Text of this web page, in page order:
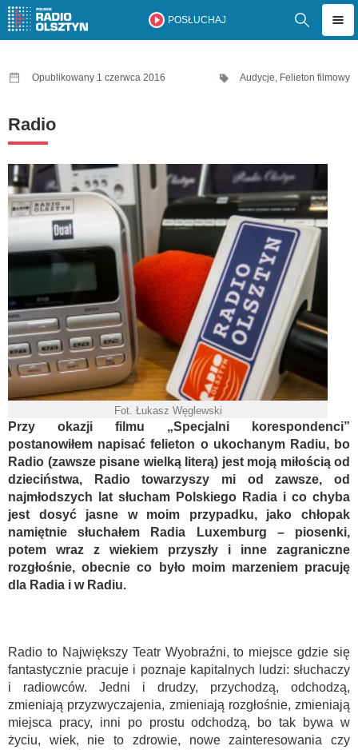
POSŁUCHAJ
Opublikowany 1 czerwca 2016 Audycje, Felieton filmowy
Radio
Fot. Łukasz Węglewski
Przy okazji filmu „Specjalni korespondenci”
postanowiłem napisać felieton o ukochanym Radiu, bo
Radio (zawsze pisane wielką literą) jest moją miłością od
dzieciństwa, Radio towarzyszy mi od zawsze, od
najmłodszych lat słucham Polskiego Radia i co chyba
jest dosyć jasne w moim przypadku, jako chłopak
namiętnie słuchałem Radia Luxemburg – piosenki,
potem wraz z wiekiem przyszły i inne zagraniczne
rozgłośnie, obecnie co było moim marzeniem pracuję
dla Radia i w Radiu.
Radio to Największy Teatr Wyobraźni, to miejsce gdzie się
fantastycznie pracuje i poznaje kapitalnych ludzi: słuchaczy
i radiowców. Jedni i drudzy, przychodzą, odchodzą,
zmieniają przyzwyczajenia, zmieniają rozgłośnie, zmieniają
miejsca pracy, inni po prostu odchodzą, bo tak bywa w
życiu, wiek, nie to zdrowie, nowe zainteresowania czy